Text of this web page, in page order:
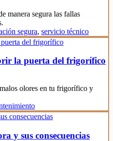
manera segura las fallas
segura, servicio técnico
la puerta del frigorífico
olores en tu frigorífico y
y sus consecuencias